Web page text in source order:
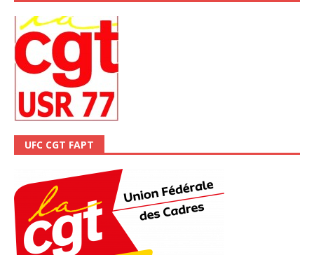
UFC CGT FAPT